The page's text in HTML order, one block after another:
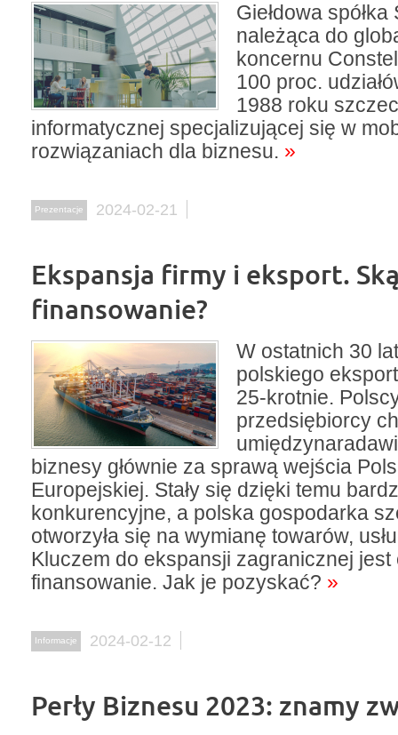
Giełdowa spółka
należąca do
koncernu
100 proc.
1988 roku
informatycznej specjalizującej się w
rozwiązaniach dla biznesu. »
Prezentacje 2024-02-21
Ekspansja firmy i eksport.
finansowanie?
W ostatnich 30
polskiego
25-krotnie.
przedsiębiorcy
biznesy głównie za sprawą wejścia
Europejskiej. Stały się dzięki temu
konkurencyjne, a polska gospodarka
otworzyła się na wymianę towarów,
Kluczem do ekspansji zagranicznej jest
finansowanie. Jak je pozyskać? »
Informacje 2024-02-12
Perły Biznesu 2023: znamy